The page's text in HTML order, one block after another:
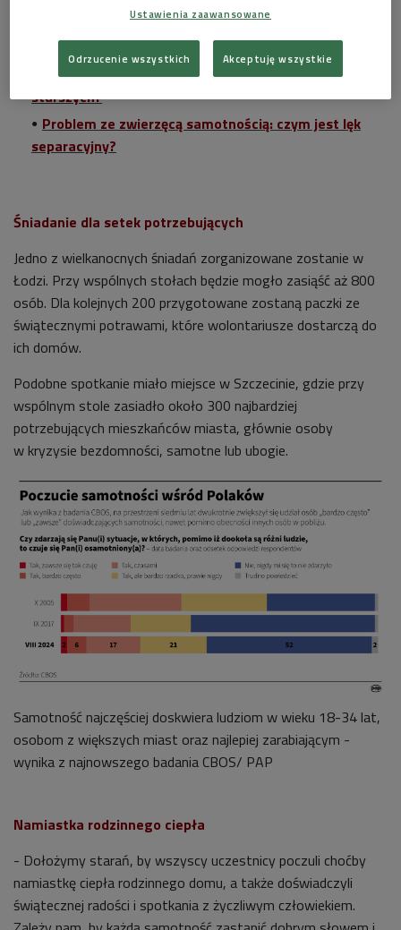
Święta w samotności. Jak aktywizować nasze babcie
i dziadków?
Jak skutecznie walczyć z samotnością osób
starszych?
Problem ze zwierzęcą samotnością: czym jest lęk
separacyjny?
Śniadanie dla setek potrzebujących
Jedno z wielkanocnych śniadań zorganizowane zostanie w
Łodzi. Przy wspólnych stołach będzie mogło zasiąść aż 800
osób. Dla kolejnych 200 przygotowane zostaną paczki ze
świątecznymi potrawami, które wolontariusze dostarczą do
ich domów.
Podobne spotkanie miało miejsce w Szczecinie, gdzie przy
wspólnym stole zasiadło około 300 najbardziej
potrzebujących mieszkańców miasta, głównie osoby
w kryzysie bezdomności, samotne lub ubogie.
Samotność najczęściej doskwiera ludziom w wieku 18-34 lat,
osobom z większych miast oraz najlepiej zarabiającym -
wynika z najnowszego badania CBOS/ PAP
Namiastka rodzinnego ciepła
- Dołożymy starań, by wszyscy uczestnicy poczuli choćby
namiastkę ciepła rodzinnego domu, a także doświadczyli
świątecznej radości i spotkania z życzliwym człowiekiem.
Ustawienia zaawansowane
Odrzucenie wszystkich Akceptuję wszystkie